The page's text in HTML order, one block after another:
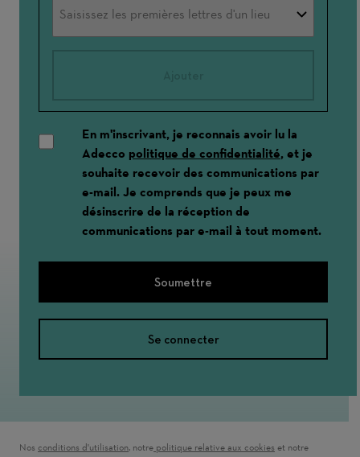
En m'inscrivant, je reconnais avoir lu la
Adecco politique de confidentialité, et je
souhaite recevoir des communications par
e-mail. Je comprends que je peux me
désinscrire de la réception de
communications par e-mail à tout moment.
Soumettre
Se connecter
Nos conditions d'utilisation(ouvre dans une nouvelle fenêtre)
, notre politique relative aux cookies (ouvre dans une
et notre